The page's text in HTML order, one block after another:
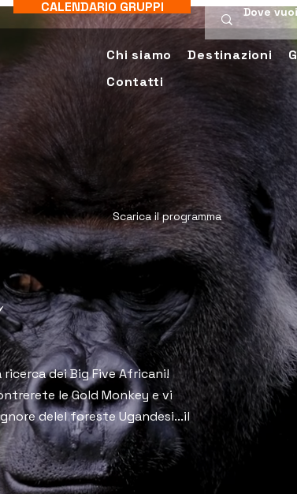
Chi siamo Destinazioni
Contatti
CALENDARIO GRUPPI
Scarica il programma
dei Big Five Africani!
le Gold Monkey e vi
delel foreste Ugandesi...il